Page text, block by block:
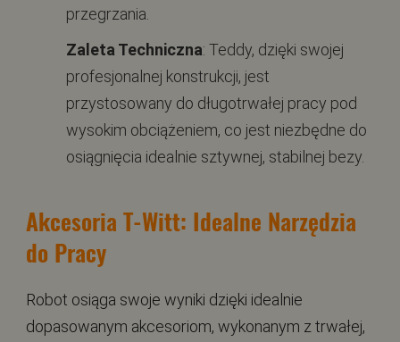
przegrzania.
Zaleta Techniczna: Teddy, dzięki swojej
profesjonalnej konstrukcji, jest
przystosowany do długotrwałej pracy pod
wysokim obciążeniem, co jest niezbędne do
osiągnięcia idealnie sztywnej, stabilnej bezy.
Akcesoria T-Witt: Idealne Narzędzia
do Pracy
Robot osiąga swoje wyniki dzięki idealnie
dopasowanym akcesoriom, wykonanym z trwałej,